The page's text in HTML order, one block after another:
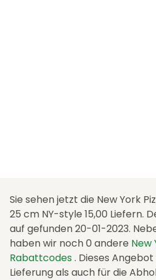
Sie sehen jetzt die New York
25 cm NY-style 15,00 Liefern.
auf gefunden 20-01-2023.
haben wir noch 0 andere New
Rabattcodes . Dieses
Lieferung als auch für die